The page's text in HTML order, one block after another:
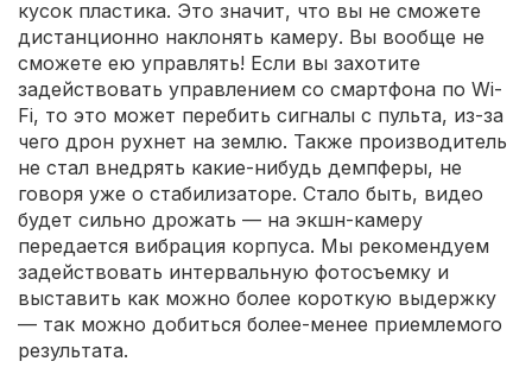
кусок пластика. Это значит, что вы не сможете
дистанционно наклонять камеру. Вы вообще не
сможете ею управлять! Если вы захотите
задействовать управлением со смартфона по Wi-
Fi, то это может перебить сигналы с пульта, из-за
чего дрон рухнет на землю. Также производитель
не стал внедрять какие-нибудь демпферы, не
говоря уже о стабилизаторе. Стало быть, видео
будет сильно дрожать — на экшн-камеру
передается вибрация корпуса. Мы рекомендуем
задействовать интервальную фотосъемку и
выставить как можно более короткую выдержку
— так можно добиться более-менее приемлемого
результата.